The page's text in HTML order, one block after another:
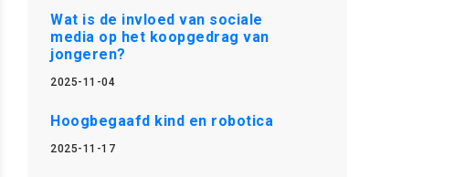
Wat is de invloed van sociale
media op het koopgedrag van
jongeren?
2025-11-04
Hoogbegaafd kind en robotica
2025-11-17